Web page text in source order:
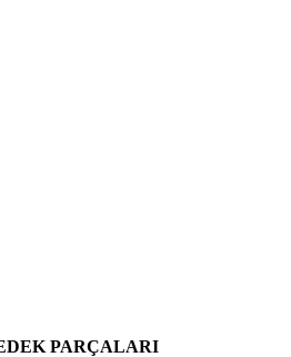
PARÇALARI